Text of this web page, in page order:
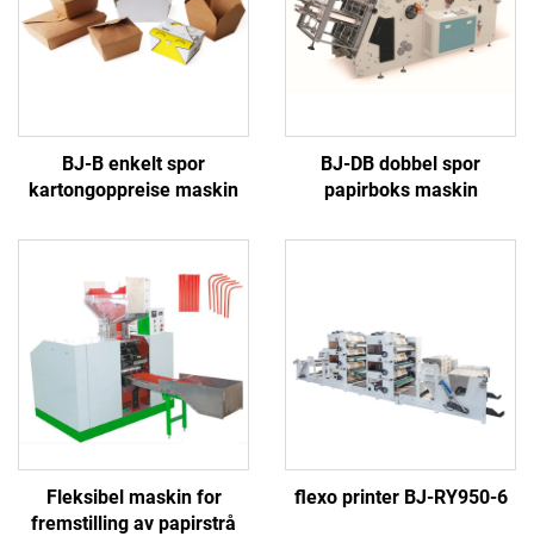
BJ-B enkelt spor
kartongoppreise maskin
BJ-DB dobbel spor
papirboks maskin
Fleksibel maskin for
fremstilling av papirstrå
flexo printer BJ-RY950-6